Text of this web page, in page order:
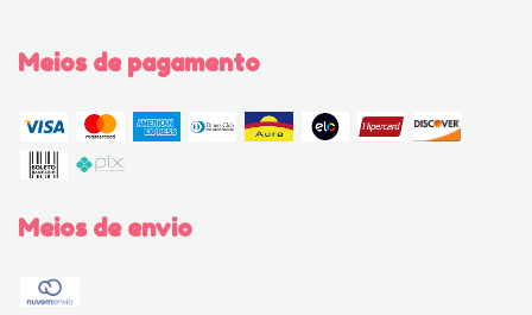
Meios de pagamento
Meios de envio